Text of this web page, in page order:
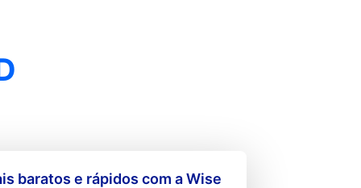
baratos e rápidos com a Wise